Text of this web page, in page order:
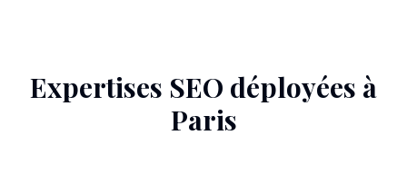
Expertises SEO déployées à
Paris